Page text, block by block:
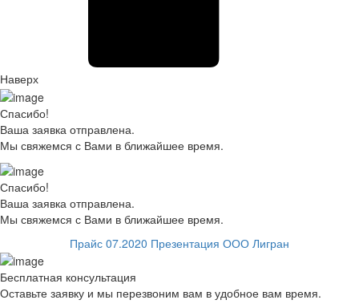
Наверх
Спасибо!
Ваша заявка отправлена.
Мы свяжемся с Вами в ближайшее время.
Спасибо!
Ваша заявка отправлена.
Мы свяжемся с Вами в ближайшее время.
Прайс 07.2020 Презентация ООО Лигран
Бесплатная консультация
Оставьте заявку и мы перезвоним вам в удобное вам время.